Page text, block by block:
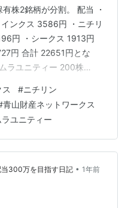
株2銘柄が分割。 配当 ・
ンクス 3586円 ・ニチリ
円 ・シークス 1913円
円 合計 22651円とな
ラユニティー 200株
ほんブログ村
#ニチリン
青山財産ネットワークス
ラユニティー
300万を目指す日記 • 1年前